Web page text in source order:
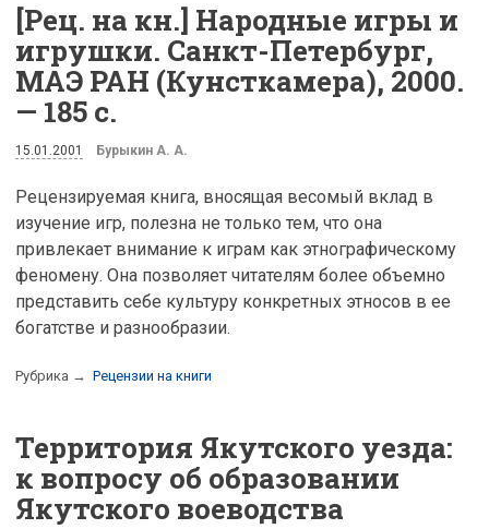
[Рец. на кн.] Народные игры и
игрушки. Санкт-Петербург,
МАЭ РАН (Кунсткамера), 2000.
— 185 с.
15.01.2001 Бурыкин А. А.
Рецензируемая книга, вносящая весомый вклад в
изучение игр, полезна не только тем, что она
привлекает внимание к играм как этнографическому
феномену. Она позволяет читателям более объемно
представить себе культуру конкретных этносов в ее
богатстве и разнообразии.
Рубрика → Рецензии на книги
Территория Якутского уезда:
к вопросу об образовании
Якутского воеводства